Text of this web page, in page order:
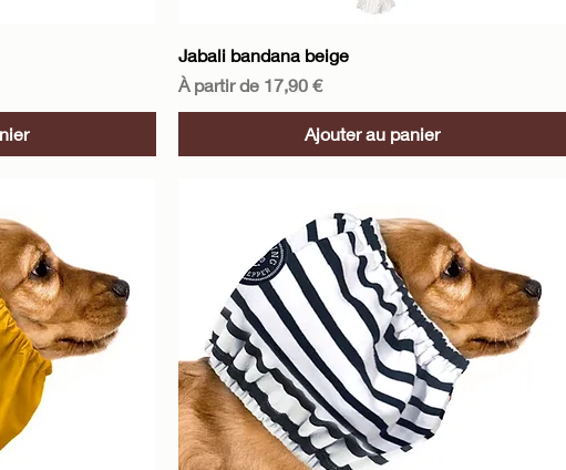
Aperçu rapide
Jabali bandana beige
À partir de 17,90 €
Prix promotionnel
Ajouter au panier